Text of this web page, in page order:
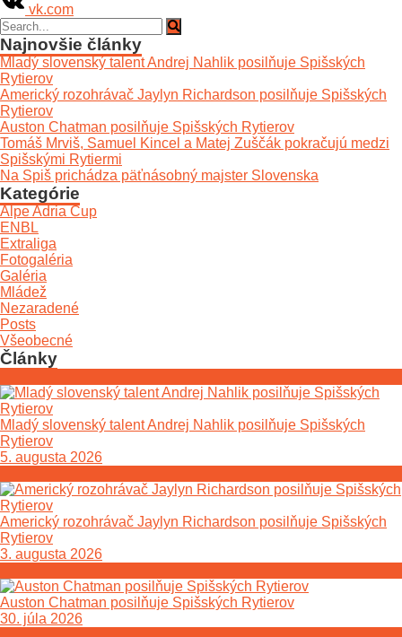
vk.com
Najnovšie články
Mladý slovenský talent Andrej Nahlik posilňuje Spišských
Rytierov
Americký rozohrávač Jaylyn Richardson posilňuje Spišských
Rytierov
Auston Chatman posilňuje Spišských Rytierov
Tomáš Mrviš, Samuel Kincel a Matej Zuščák pokračujú medzi
Spišskými Rytiermi
Na Spiš prichádza päťnásobný majster Slovenska
Kategórie
Alpe Adria Cup
ENBL
Extraliga
Fotogaléria
Galéria
Mládež
Nezaradené
Posts
Všeobecné
Články
Mladý slovenský talent Andrej Nahlik posilňuje Spišských
Rytierov
5. augusta 2026
Americký rozohrávač Jaylyn Richardson posilňuje Spišských
Rytierov
3. augusta 2026
Auston Chatman posilňuje Spišských Rytierov
30. júla 2026